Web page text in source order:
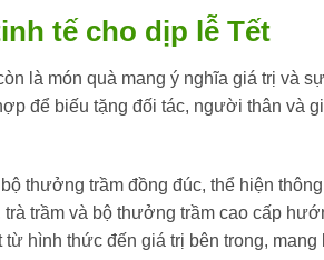
tế cho dịp lễ Tết
là món quà mang ý nghĩa giá trị và sự
để biếu tặng đối tác, người thân và
thưởng trầm đồng đúc, thể hiện thông
trầm và bộ thưởng trầm cao cấp
hình thức đến giá trị bên trong, mang